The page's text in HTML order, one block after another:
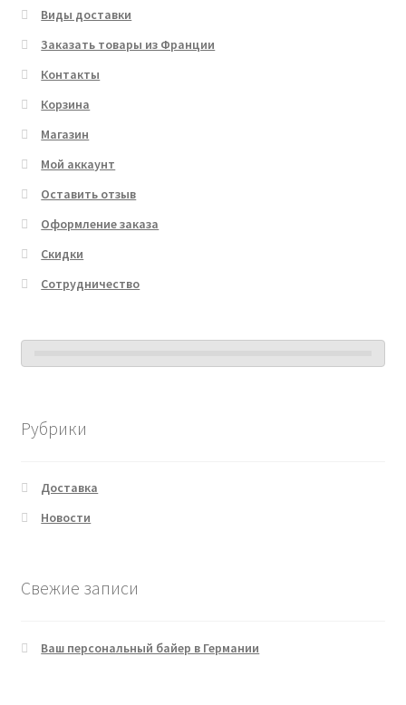
Виды доставки
Заказать товары из Франции
Контакты
Корзина
Магазин
Мой аккаунт
Оставить отзыв
Оформление заказа
Скидки
Сотрудничество
Рубрики
Доставка
Новости
Свежие записи
Ваш персональный байер в Германии